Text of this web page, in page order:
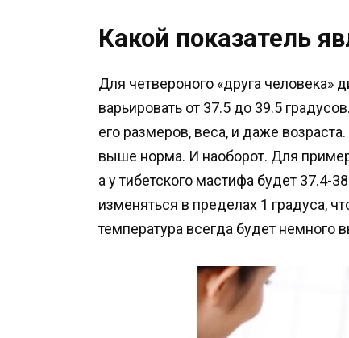
Какой показатель
Для четвероного «друга человека»
варьировать от 37.5 до 39.5
его размеров, веса, и даже
выше норма. И наоборот. Для
а у тибетского мастифа будет 37.4-
изменяться в пределах 1 градуса,
температура всегда будет немного